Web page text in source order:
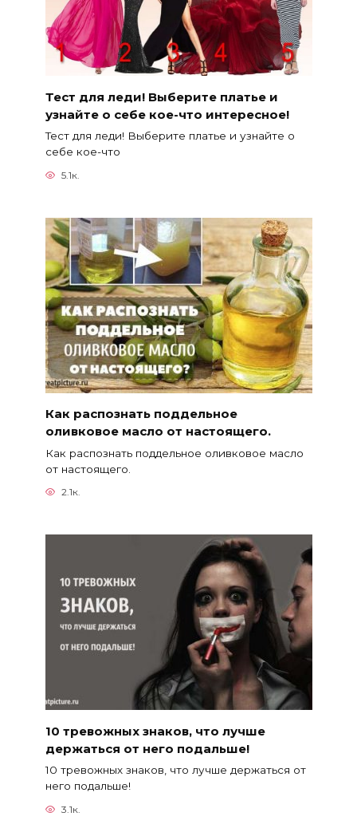
Тест для леди! Выберите платье и
узнайте о себе кое-что интересное!
Тест для леди! Выберите платье и узнайте о
себе кое-что
5.1к.
Как распознать поддельное
оливковое масло от настоящего.
Как распознать поддельное оливковое масло
от настоящего.
2.1к.
10 тревожных знаков, что лучше
держаться от него подальше!
10 тревожных знаков, что лучше держаться от
него подальше!
3.1к.